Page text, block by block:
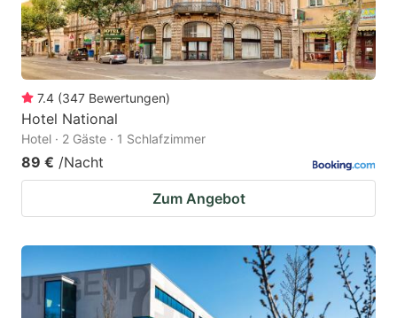
7.4 (347 Bewertungen)
Hotel National
Hotel · 2 Gäste · 1 Schlafzimmer
89 € /Nacht
Zum Angebot